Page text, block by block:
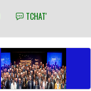
TCHAT'